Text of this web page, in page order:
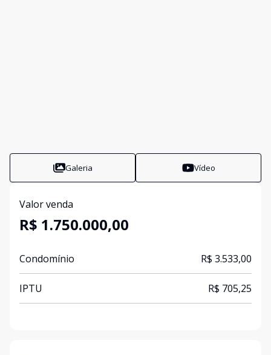
Galeria Vídeo
Valor venda
R$ 1.750.000,00
Condomínio R$ 3.533,00
IPTU R$ 705,25